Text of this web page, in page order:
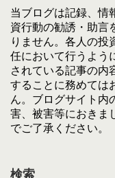
当ブログは記録、情
資行動の勧誘・助言
りません。各人の投
任において行うよう
されている記事の内
することに務めては
ん。ブログサイト内
害、被害等におきま
でご了承ください。
検索